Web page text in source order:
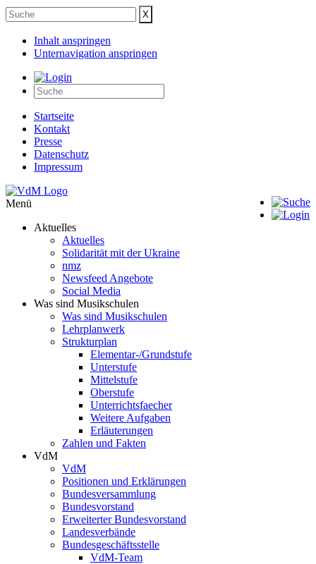
Inhalt anspringen
Unternavigation anspringen
Startseite
Kontakt
Presse
Datenschutz
Impressum
Menü
Aktuelles
Aktuelles
Solidarität mit der Ukraine
nmz
Newsfeed Angebote
Social Media
Was sind Musikschulen
Was sind Musikschulen
Lehrplanwerk
Strukturplan
Elementar-/Grundstufe
Unterstufe
Mittelstufe
Oberstufe
Unterrichtsfaecher
Weitere Aufgaben
Erläuterungen
Zahlen und Fakten
VdM
VdM
Positionen und Erklärungen
Bundesversammlung
Bundesvorstand
Erweiterter Bundesvorstand
Landesverbände
Bundesgeschäftsstelle
VdM-Team